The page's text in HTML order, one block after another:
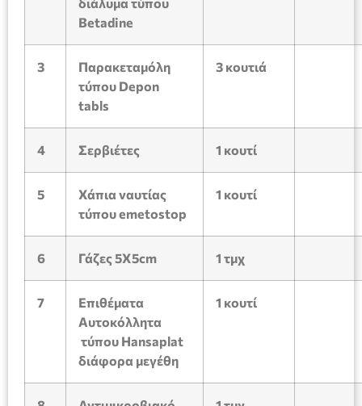
διάλυμα τύπου
Betadine
3
Παρακεταμόλη
τύπου Depon
tabls
3 κουτιά
4 Σερβιέτες 1 κουτί
5
Χάπια ναυτίας
τύπουemetostop
1 κουτί
6 Γάζες 5Χ5cm 1 τμχ
7
Επιθέματα
Αυτοκόλλητα
τύπου Hansaplat
διάφορα μεγέθη
1 κουτί